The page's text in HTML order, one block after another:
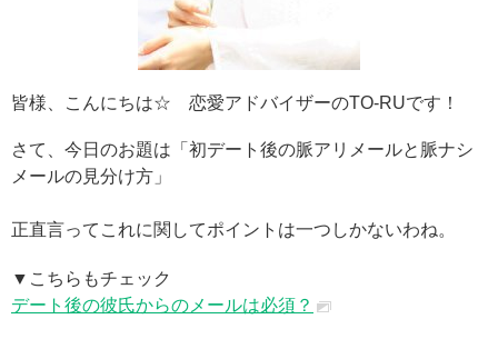
皆様、こんにちは☆ 恋愛アドバイザーのTO-RUです！
さて、今日のお題は「初デート後の脈アリメールと脈ナシ
メールの見分け方」
正直言ってこれに関してポイントは一つしかないわね。
▼こちらもチェック
デート後の彼氏からのメールは必須？